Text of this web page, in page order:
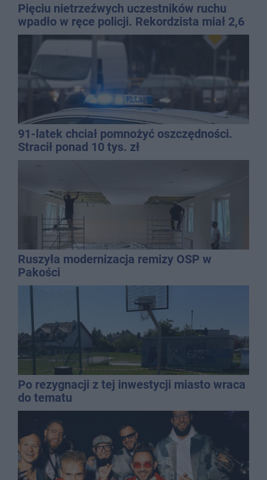
Pięciu nietrzeźwych uczestników ruchu
wpadło w ręce policji. Rekordzista miał 2,6
promila
91-latek chciał pomnożyć oszczędności.
Stracił ponad 10 tys. zł
Ruszyła modernizacja remizy OSP w
Pakości
Po rezygnacji z tej inwestycji miasto wraca
do tematu